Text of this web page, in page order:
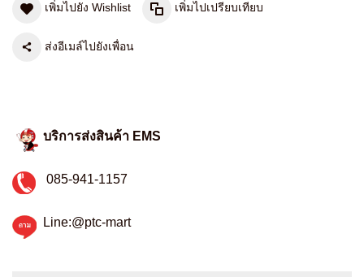
เพิ่มไปยัง Wishlist เพิ่มไปเปรียบเทียบ
ส่งอีเมล์ไปยังเพื่อน
บริการส่งสินค้า EMS
085-941-1157
Line:@ptc-mart